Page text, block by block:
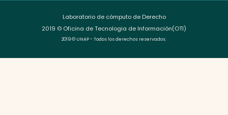
Laboratorio de cómputo de Derecho
2019 © Oficina de Tecnologia de Información(OTI)
2019 © UNAP - Todos los derechos reservados.